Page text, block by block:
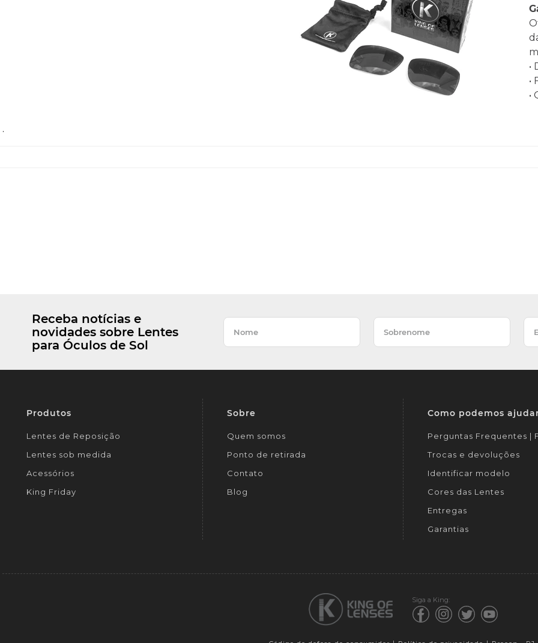
•
•
•
.
Receba notícias e
novidades sobre Lentes
para Óculos de Sol
Produtos
Lentes de Reposição
Lentes sob medida
Acessórios
King Friday
Sobre
Quem somos
Ponto de retirada
Contato
Blog
Como podemos
Perguntas Frequentes |
Trocas e devoluções
Identificar modelo
Cores das Lentes
Entregas
Garantias
Siga a King: